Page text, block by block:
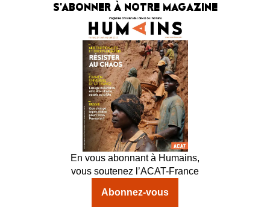
S'ABONNER À NOTRE MAGAZINE
En vous abonnant à Humains,
vous soutenez l’ACAT-France
Abonnez-vous